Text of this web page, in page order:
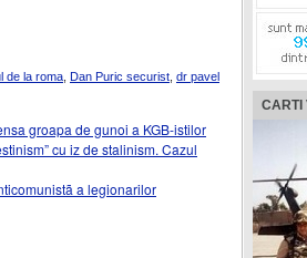
de la roma Dan Puric securist dr pavel
groapa de gunoi a KGB-istilor
cu iz de stalinism. Cazul
a legionarilor
CARTI